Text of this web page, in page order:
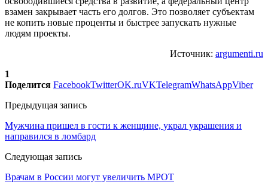
взамен закрывает часть его долгов. Это позволяет субъектам
не копить новые проценты и быстрее запускать нужные
людям проекты.
Источник: argumenti.ru
1
Поделится FacebookTwitterOK.ruVKTelegramWhatsAppViber
Предыдущая запись
Мужчина пришел в гости к женщине, украл украшения и
направился в ломбард
Следующая запись
Врачам в России могут увеличить МРОТ